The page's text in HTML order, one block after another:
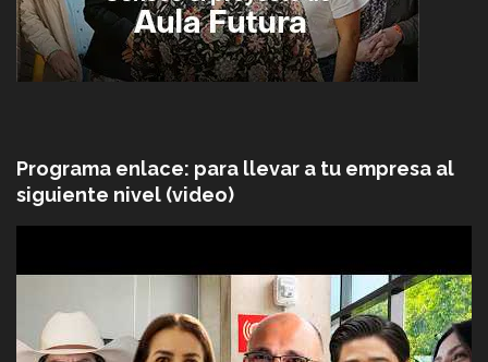
Programa enlace: para llevar a tu empresa al
siguiente nivel (video)